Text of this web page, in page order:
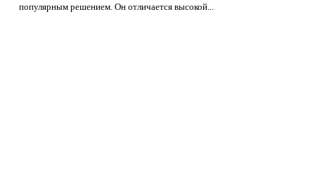
популярным решением. Он отличается высокой...